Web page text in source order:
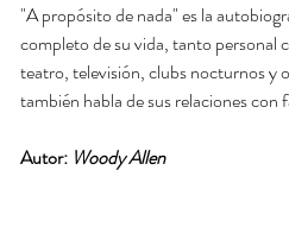
"A propósito de nada" es la
completo de su vida, tanto personal
teatro, televisión, clubs nocturnos y
también habla de sus relaciones con
Autor: Woody Allen